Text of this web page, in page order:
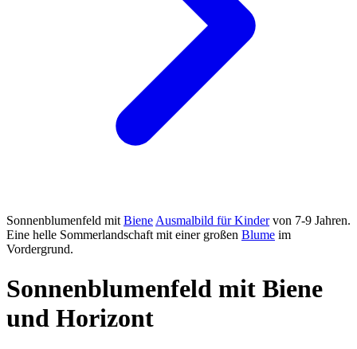
Sonnenblumenfeld mit Biene Ausmalbild für Kindervon 7-9 Jahren.
Eine helle Sommerlandschaft mit einer großen Blume im
Vordergrund.
Sonnenblumenfeld mit Biene
und Horizont